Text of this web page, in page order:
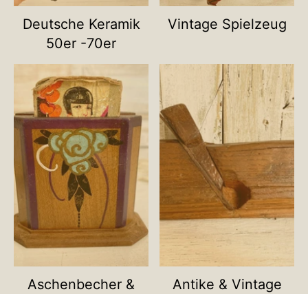
Deutsche Keramik
50er -70er
Vintage Spielzeug
Name deiner Kategorie
Aschenbecher &
Name deiner
Antike & Vintage